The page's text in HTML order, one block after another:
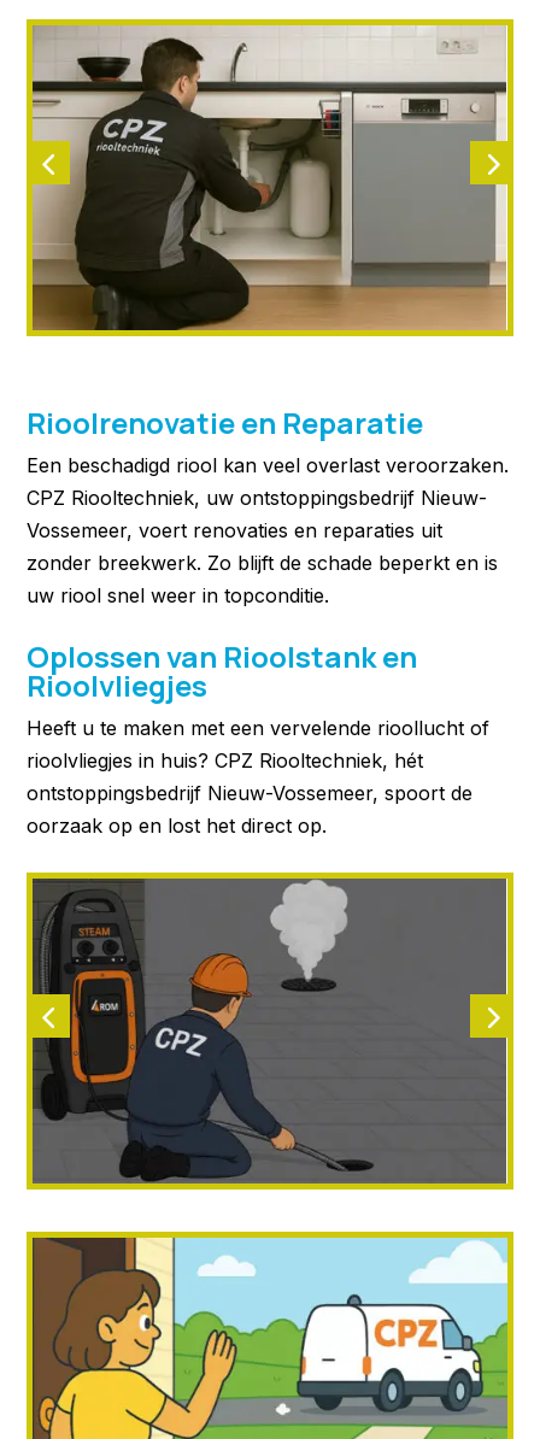
Rioolrenovatie en Reparatie
Een beschadigd riool kan veel overlast veroorzaken.
CPZ Riooltechniek, uw ontstoppingsbedrijf Nieuw-
Vossemeer, voert renovaties en reparaties uit
zonder breekwerk. Zo blijft de schade beperkt en is
uw riool snel weer in topconditie.
Oplossen van Rioolstank en
Rioolvliegjes
Heeft u te maken met een vervelende rioollucht of
rioolvliegjes in huis? CPZ Riooltechniek, hét
ontstoppingsbedrijf Nieuw-Vossemeer, spoort de
oorzaak op en lost het direct op.